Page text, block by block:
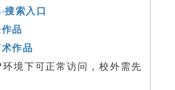
搜索入口
品
作品
境下可正常访问，校外需先